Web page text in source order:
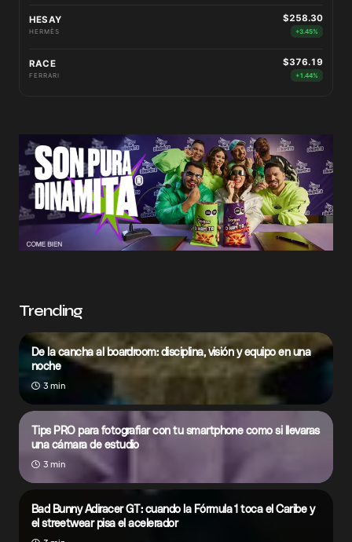
HESAY
HERMÈS
$258.30
+3.45%
RACE
FERRARI
$376.19
+1.44%
Trending
De la cancha al boardroom: disciplina, visión y equipo en una
noche
3 min
Tips PRO para fotografiar con tu smartphone como si llevaras
una cámara de estudio
3 min
Bad Bunny Adiracer GT: cuando la Fórmula 1 toca el Caribe y
el streetwear pisa el acelerador